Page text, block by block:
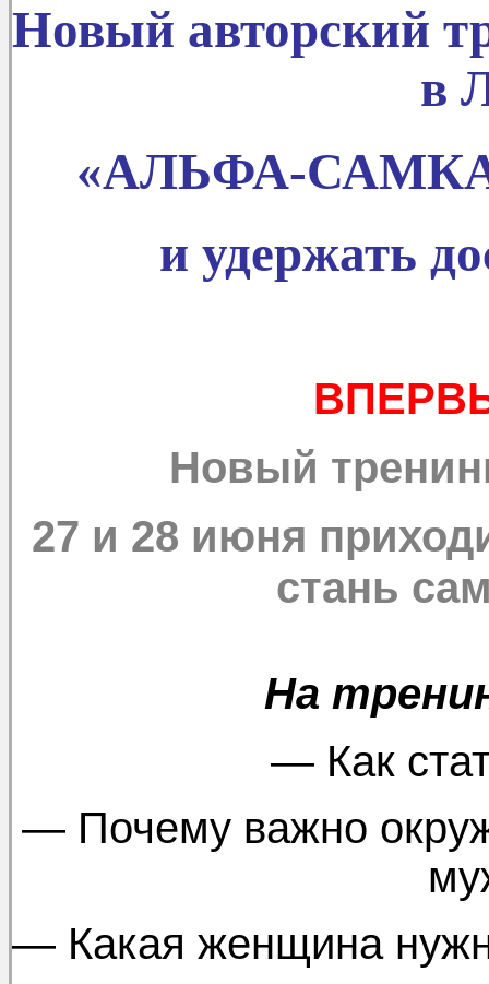
Новый авторский
в
«АЛЬФА-САМКА:
и удержать
Новый
27 и 28 июня
стань
На
— Как
— Почему важно
— Какая женщина